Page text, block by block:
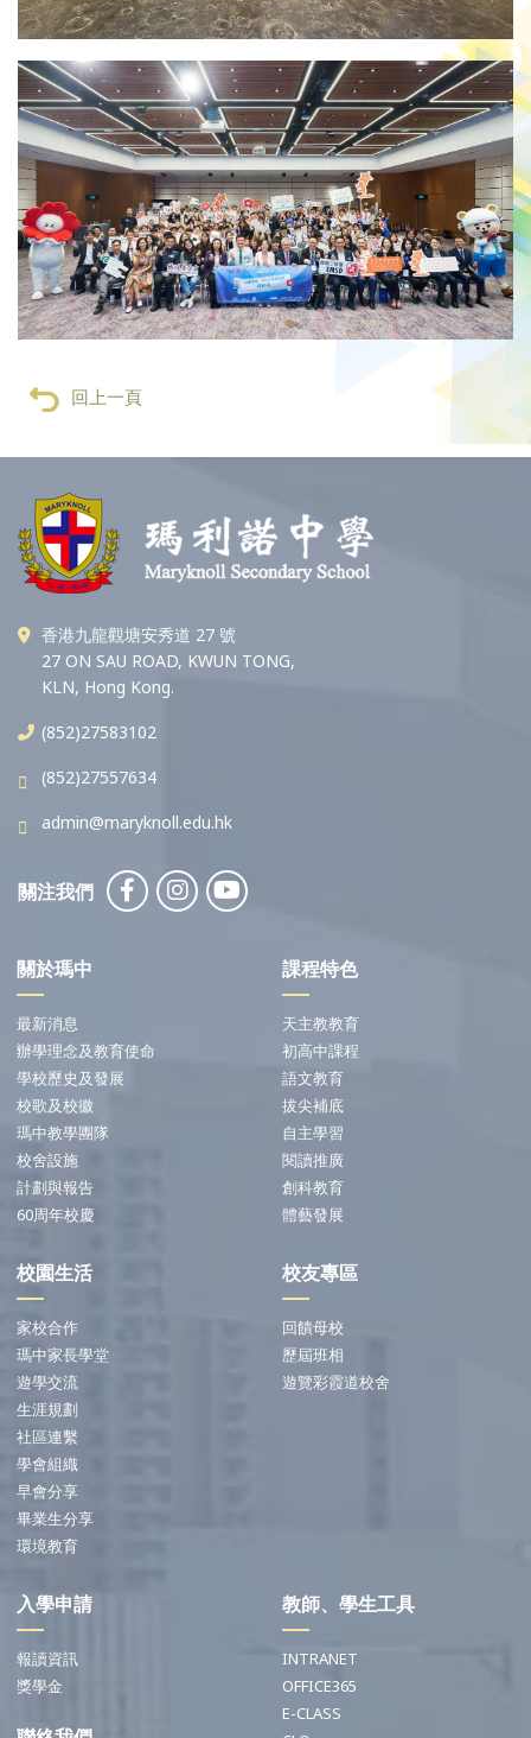
回上一頁
香港九龍觀塘安秀道 27 號
27 ON SAU ROAD, KWUN TONG,
KLN, Hong Kong.
(852)27583102
(852)27557634
admin@maryknoll.edu.hk
關注我們
關於瑪中
最新消息
辦學理念及教育使命
學校歷史及發展
校歌及校徽
瑪中教學團隊
校舍設施
計劃與報告
60周年校慶
課程特色
天主教教育
初高中課程
語文教育
拔尖補底
自主學習
閱讀推廣
創科教育
體藝發展
校園生活
家校合作
瑪中家長學堂
遊學交流
生涯規劃
社區連繫
學會組織
早會分享
畢業生分享
環境教育
校友專區
回饋母校
歷屆班相
遊覽彩霞道校舍
入學申請
報讀資訊
獎學金
教師、學生工具
INTRANET
OFFICE365
E-CLASS